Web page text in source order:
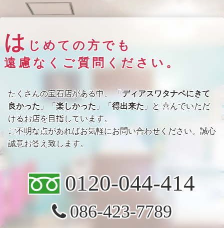
はじめての方でも
遠慮なくご質問ください。
たくさんの宝石店がある中、 「ディアスワタナベにきて
良かった」「楽しかった 」「得出来た 」と 喜んでいただ
けるお店を目指しています。
ご不明な点があればお気軽にお問い合わせください。誠心
誠意お答え致します。
0120-044-414
086-423-7789